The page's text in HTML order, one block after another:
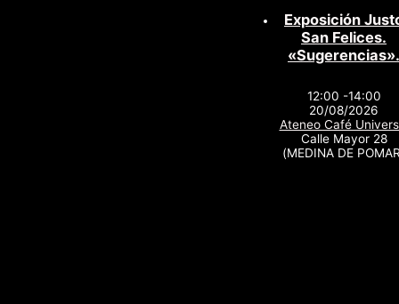
Exposición
San Felices.
«Sugerencias».
12:00 -14:00
20/08/2026
Ateneo Café
Calle Mayor 28
(MEDINA DE